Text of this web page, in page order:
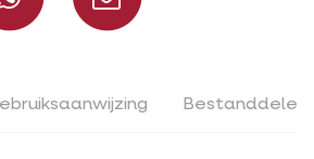
Bestanddelen